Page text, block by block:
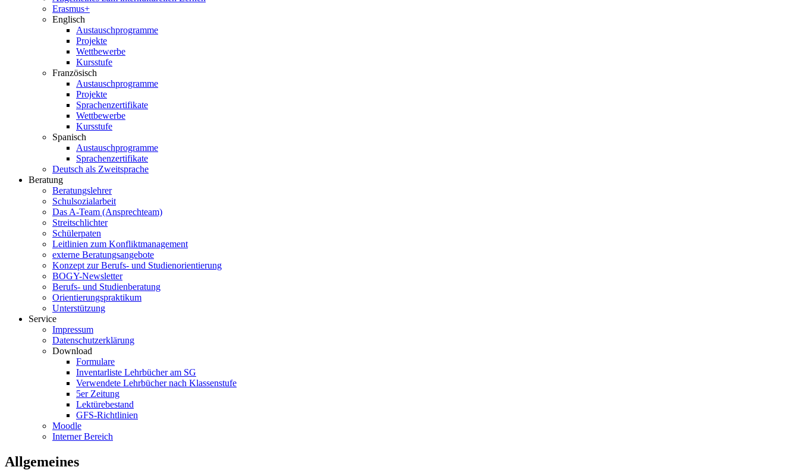
Erasmus+
Englisch
Austauschprogramme
Projekte
Wettbewerbe
Kursstufe
Französisch
Austauschprogramme
Projekte
Sprachenzertifikate
Wettbewerbe
Kursstufe
Spanisch
Austauschprogramme
Sprachenzertifikate
Deutsch als Zweitsprache
Beratung
Beratungslehrer
Schulsozialarbeit
Das A-Team (Ansprechteam)
Streitschlichter
Schülerpaten
Leitlinien zum Konfliktmanagement
externe Beratungsangebote
Konzept zur Berufs- und Studienorientierung
BOGY-Newsletter
Berufs- und Studienberatung
Orientierungspraktikum
Unterstützung
Service
Impressum
Datenschutzerklärung
Download
Formulare
Inventarliste Lehrbücher am SG
Verwendete Lehrbücher nach Klassenstufe
5er Zeitung
Lektürebestand
GFS-Richtlinien
Moodle
Interner Bereich
Allgemeines